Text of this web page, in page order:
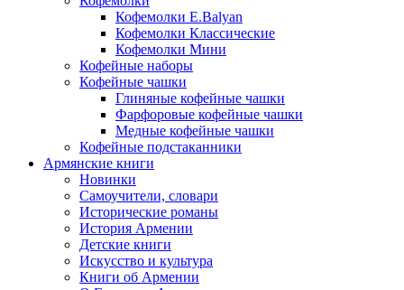
Кофемолки E.Balyan
Кофемолки Классические
Кофемолки Мини
Кофейные наборы
Кофейные чашки
Глиняные кофейные чашки
Фарфоровые кофейные чашки
Медные кофейные чашки
Кофейные подстаканники
Армянские книги
Новинки
Самоучители, словари
Исторические романы
История Армении
Детские книги
Иcкусство и культура
Книги об Армении